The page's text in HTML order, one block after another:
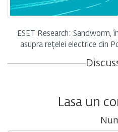
ESET Research: Sandworm,
asupra rețelei electrice din
Lasa un